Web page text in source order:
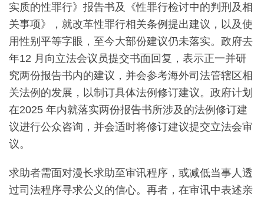
实质的性罪行》报告书及《性罪行检讨中的判刑及相
关事项》，就改革性罪行相关条例提出建议，以及使
用性别平等字眼，至今大部份建议仍未落实。政府去
年12 月向立法会议员提交书面回复，表示正一并研
究两份报告书内的建议，并会参考海外司法管辖区相
关法例的发展，以制订具体法例修订建议。政府计划
在2025 年内就落实两份报告书所涉及的法例修订建
议进行公众咨询，并会适时将修订建议提交立法会审
议。
求助者需面对漫长求助至审讯程序，或减低当事人透
过司法程序寻求公义的信心。再者，在审讯中表述亲